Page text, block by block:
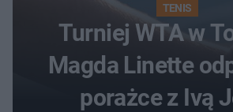
TENIS
Turniej WTA w
Magda Linette
porażce z Ivą